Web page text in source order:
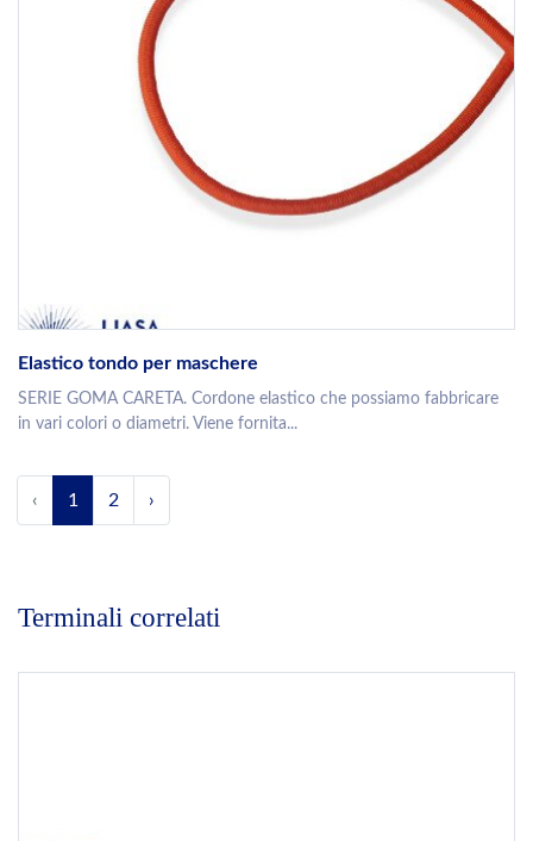
Elastico tondo per maschere
SERIE GOMA CARETA. Cordone elastico che possiamo fabbricare
in vari colori o diametri. Viene fornita...
‹ 1 2 ›
Terminali correlati